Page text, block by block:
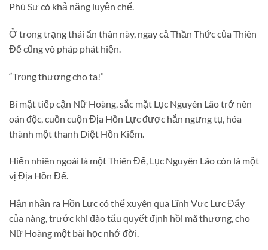
Phù Sư có khả năng luyện chế.
Ở trong trạng thái ẩn thân này, ngay cả Thần Thức của Thiên
Đế cũng vô pháp phát hiện.
“Trọng thương cho ta!”
Bí mật tiếp cận Nữ Hoàng, sắc mặt Lục Nguyên Lão trở nên
oán độc, cuồn cuộn Địa Hồn Lực được hắn ngưng tụ, hóa
thành một thanh Diệt Hồn Kiếm.
Hiển nhiên ngoài là một Thiên Đế, Lục Nguyên Lão còn là một
vị Địa Hồn Đế.
Hắn nhận ra Hồn Lực có thể xuyên qua Lĩnh Vực Lực Đẩy
của nàng, trước khi đào tẩu quyết định hồi mã thương, cho
Nữ Hoàng một bài học nhớ đời.